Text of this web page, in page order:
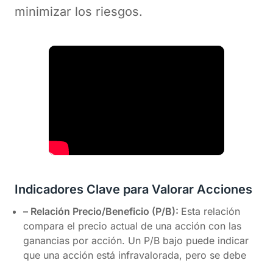
minimizar los riesgos.
Indicadores Clave para Valorar Acciones
– Relación Precio/Beneficio (P/B): Esta relación
compara el precio actual de una acción con las
ganancias por acción. Un P/B bajo puede indicar
que una acción está infravalorada, pero se debe